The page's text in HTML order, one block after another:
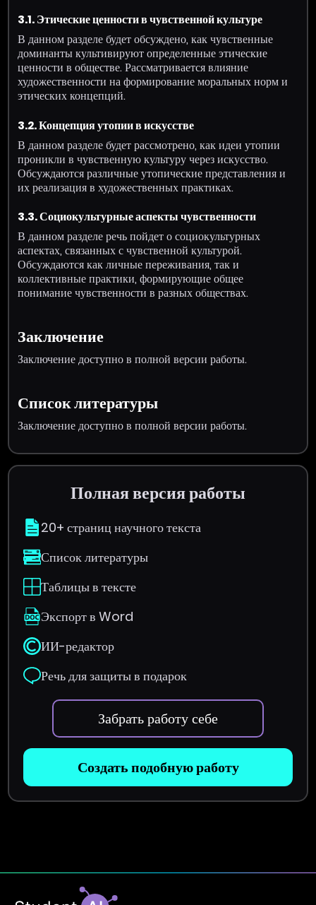
3.1. Этические ценности в чувственной культуре
В данном разделе будет обсуждено, как чувственные
доминанты культивируют определенные этические
ценности в обществе. Рассматривается влияние
художественности на формирование моральных норм и
этических концепций.
3.2. Концепция утопии в искусстве
В данном разделе будет рассмотрено, как идеи утопии
проникли в чувственную культуру через искусство.
Обсуждаются различные утопические представления и
их реализация в художественных практиках.
3.3. Социокультурные аспекты чувственности
В данном разделе речь пойдет о социокультурных
аспектах, связанных с чувственной культурой.
Обсуждаются как личные переживания, так и
коллективные практики, формирующие общее
понимание чувственности в разных обществах.
Заключение
Заключение доступно в полной версии работы.
Список литературы
Заключение доступно в полной версии работы.
Полная версия работы
20+ страниц научного текста
Список литературы
Таблицы в тексте
Экспорт в Word
ИИ-редактор
Речь для защиты в подарок
Забрать работу себе
Создать подобную работу